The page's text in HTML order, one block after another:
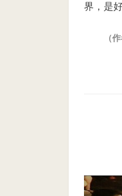
界，是
（